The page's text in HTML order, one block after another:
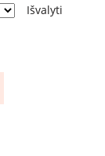
Išvalyti